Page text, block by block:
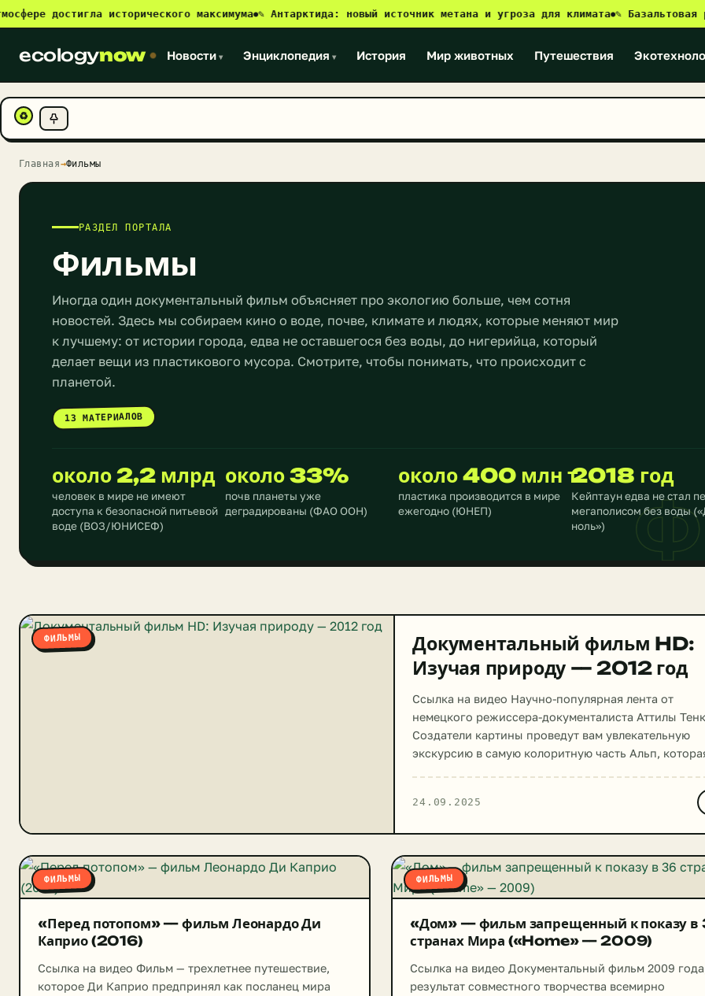
исторического максимума●✎ Антарктида: новый источник метана и угроза для климата ●✎ Базальтовая
ecologynow Новости ▾ Энциклопедия ▾ История Мир животных Путешествия
♻
Главная→Фильмы
РАЗДЕЛ ПОРТАЛА
Фильмы
Иногда один документальный фильм объясняет про экологию больше, чем сотня
новостей. Здесь мы собираем кино о воде, почве, климате и людях, которые меняют мир
к лучшему: от истории города, едва не оставшегося без воды, до нигерийца, который
делает вещи из пластикового мусора. Смотрите, чтобы понимать, что происходит с
планетой.
13 МАТЕРИАЛОВ
около 2,2 млрд
человек в мире не имеют
доступа к безопасной питьевой
воде (ВОЗ/ЮНИСЕФ)
около 33%
почв планеты уже
деградированы (ФАО ООН)
около 400 млн т
пластика производится в мире
ежегодно (ЮНЕП)
2018 год
Кейптаун едва не стал
мегаполисом без воды
ноль»)
ФИЛЬМЫ
Документальный фильм HD:
Изучая природу — 2012 год
Ссылка на видео Научно-популярная лента от
немецкого режиссера-документалиста Аттилы
Создатели картины проведут вам увлекательную
экскурсию в самую колоритную часть Альп,
души», и в течение этих 60 минут, съемочная
24.09.2025
ФИЛЬМЫ
«Перед потопом» — фильм Леонардо Ди
Каприо (2016)
Ссылка на видео Фильм — трехлетнее путешествие,
которое Ди Каприо предпринял как посланец мира
ФИЛЬМЫ
«Дом» — фильм запрещенный к показу в
странах Мира («Home» — 2009)
Ссылка на видео Документальный фильм 2009
результат совместного творчества всемирно